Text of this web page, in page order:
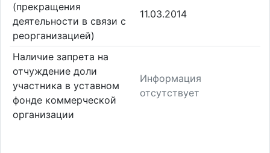
(прекращения
деятельности в связи с
реорганизацией)
11.03.2014
Наличие запрета на
отчуждение доли
участника в уставном
фонде коммерческой
организации
Информация
отсутствует